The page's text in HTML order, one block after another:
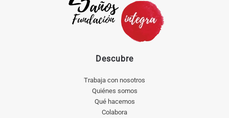
Descubre
Trabaja con nosotros
Quiénes somos
Qué hacemos
Colabora